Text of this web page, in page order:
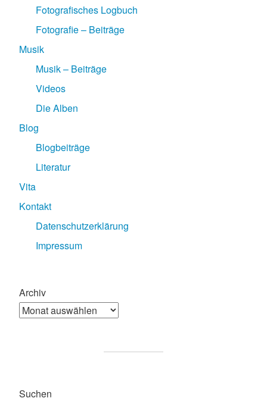
Fotografisches Logbuch
Fotografie – Beiträge
Musik
Musik – Beiträge
Videos
Die Alben
Blog
Blogbeiträge
Literatur
Vita
Kontakt
Datenschutzerklärung
Impressum
Archiv
Suchen